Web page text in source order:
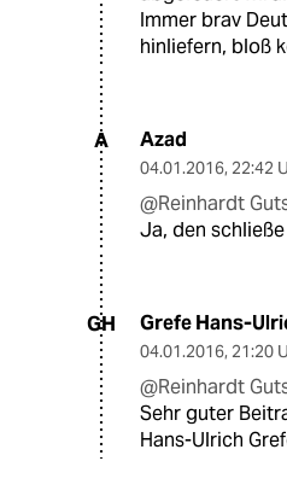
Immer brav
hinliefern, bloß
A Azad
04.01.2016, 22:42
@Reinhardt
Ja, den
GH Grefe Hans-
04.01.2016, 21:20
@Reinhardt
Sehr guter
Hans-Ulrich